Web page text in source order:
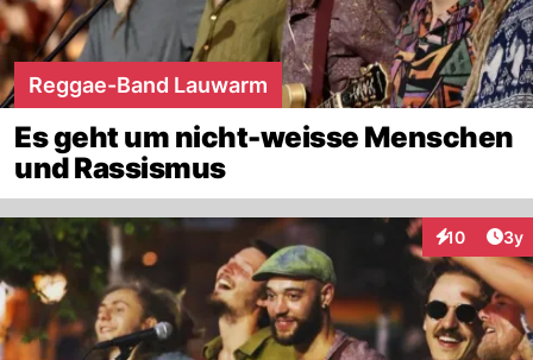
Reggae-Band Lauwarm
Es geht um nicht-weisse Menschen
und Rassismus
10 3y